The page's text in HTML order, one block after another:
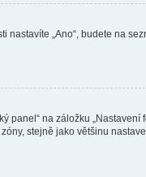
nastavíte „Ano“, budete na
na záložku „Nastavení
stejně jako většinu